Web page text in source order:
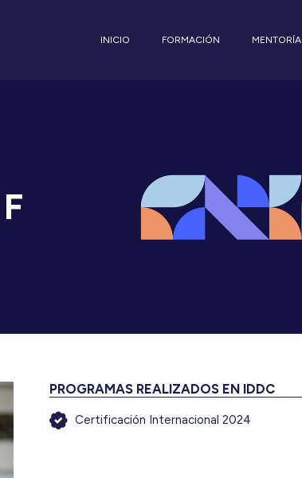
INICIO FORMACIÓN MENTORÍA
PROGRAMAS REALIZADOS EN IDDC
Certificación Internacional 2024